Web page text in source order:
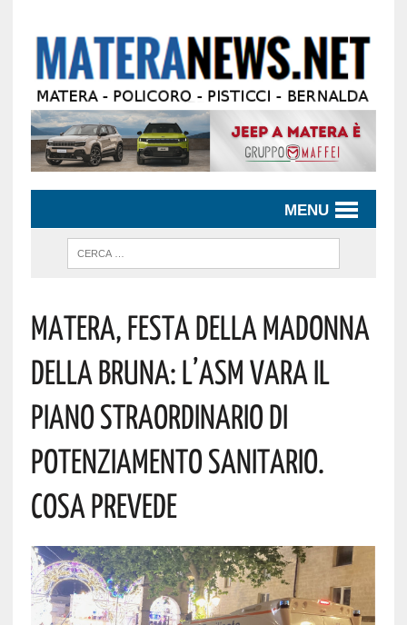
MENU
Matera, Festa Della Madonna
Della Bruna: L’ASM Vara Il
Piano Straordinario Di
Potenziamento Sanitario.
Cosa Prevede